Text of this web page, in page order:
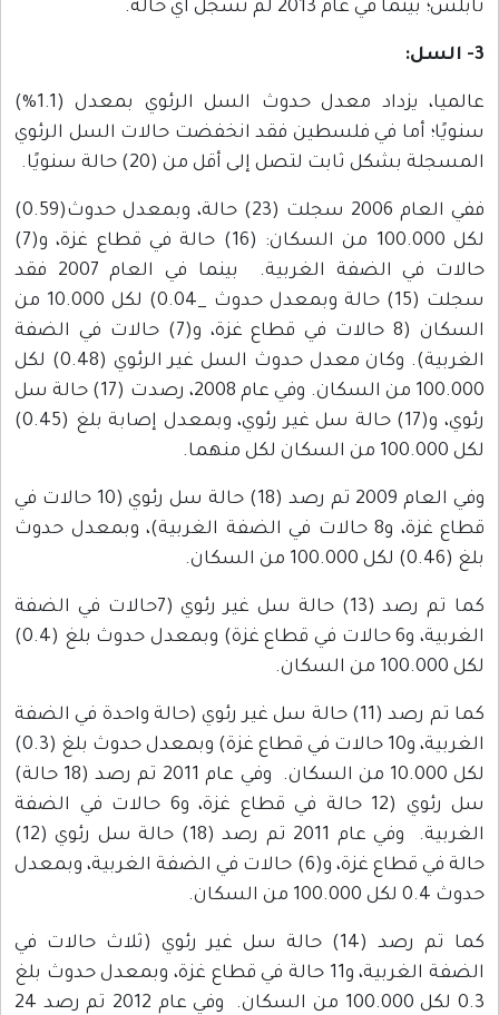
نابلس؛ بينما في عام 2013 لم تسجل أي حالة.
3- السل:
عالميا، يزداد معدل حدوث السل الرئوي بمعدل (1.1%)
سنويًا؛ أما في فلسطين فقد انخفضت حالات السل الرئوي
المسجلة بشكل ثابت لتصل إلى أقل من (20) حالة سنويًا.
ففي العام 2006 سجلت (23) حالة، وبمعدل حدوث(0.59)
لكل 100.000 من السكان: (16) حالة في قطاع غزة، و(7)
حالات في الضفة الغربية. بينما في العام 2007 فقد
سجلت (15) حالة وبمعدل حدوث _0.04) لكل 10.000 من
السكان (8 حالات في قطاع غزة، و(7) حالات في الضفة
الغربية). وكان معدل حدوث السل غير الرئوي (0.48) لكل
100.000 من السكان. وفي عام 2008، رصدت (17) حالة سل
رئوي، و(17) حالة سل غير رئوي، وبمعدل إصابة بلغ (0.45)
لكل 100.000 من السكان لكل منهما.
وفي العام 2009 تم رصد (18) حالة سل رئوي (10 حالات في
قطاع غزة، و8 حالات في الضفة الغربية)، وبمعدل حدوث
بلغ (0.46) لكل 100.000 من السكان.
كما تم رصد (13) حالة سل غير رئوي (7حالات في الضفة
الغربية، و6 حالات في قطاع غزة) وبمعدل حدوث بلغ (0.4)
لكل 100.000 من السكان.
كما تم رصد (11) حالة سل غير رئوي (حالة واحدة في الضفة
الغربية، و10 حالات في قطاع غزة) وبمعدل حدوث بلغ (0.3)
لكل 10.000 من السكان. وفي عام 2011 تم رصد (18 حالة)
سل رئوي (12 حالة في قطاع غزة، و6 حالات في الضفة
الغربية. وفي عام 2011 تم رصد (18) حالة سل رئوي (12)
حالة في قطاع غزة، و(6) حالات في الضفة الغربية، وبمعدل
حدوث 0.4 لكل 100.000 من السكان.
كما تم رصد (14) حالة سل غير رئوي (ثلاث حالات في
الضفة الغربية، و11 حالة في قطاع غزة، وبمعدل حدوث بلغ
0.3 لكل 100.000 من السكان. وفي عام 2012 تم رصد 24